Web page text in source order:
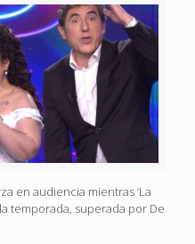
en audiencia mientras ‘La
temporada, superada por De